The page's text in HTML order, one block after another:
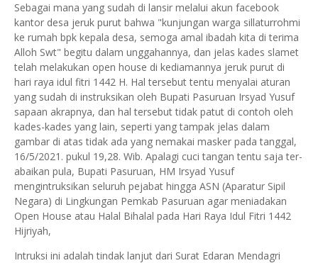
Sebagai mana yang sudah di lansir melalui akun facebook
kantor desa jeruk purut bahwa "kunjungan warga sillaturrohmi
ke rumah bpk kepala desa, semoga amal ibadah kita di terima
Alloh Swt" begitu dalam unggahannya, dan jelas kades slamet
telah melakukan open house di kediamannya jeruk purut di
hari raya idul fitri 1442 H. Hal tersebut tentu menyalai aturan
yang sudah di instruksikan oleh Bupati Pasuruan Irsyad Yusuf
sapaan akrapnya, dan hal tersebut tidak patut di contoh oleh
kades-kades yang lain, seperti yang tampak jelas dalam
gambar di atas tidak ada yang nemakai masker pada tanggal,
16/5/2021. pukul 19,28. Wib. Apalagi cuci tangan tentu saja ter-
abaikan pula, Bupati Pasuruan, HM Irsyad Yusuf
mengintruksikan seluruh pejabat hingga ASN (Aparatur Sipil
Negara) di Lingkungan Pemkab Pasuruan agar meniadakan
Open House atau Halal Bihalal pada Hari Raya Idul Fitri 1442
Hijriyah,
Intruksi ini adalah tindak lanjut dari Surat Edaran Mendagri